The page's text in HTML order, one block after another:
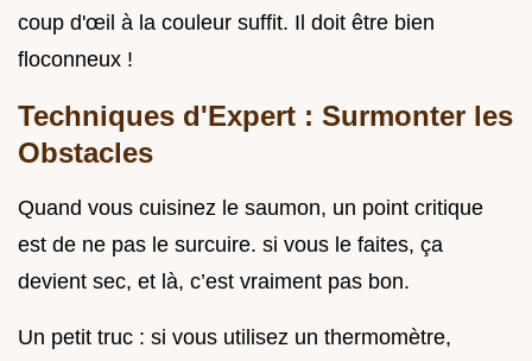
coup d'œil à la couleur suffit. Il doit être bien
floconneux !
Techniques d'Expert : Surmonter les
Obstacles
Quand vous cuisinez le saumon, un point critique
est de ne pas le surcuire. si vous le faites, ça
devient sec, et là, c’est vraiment pas bon.
Un petit truc : si vous utilisez un thermomètre,